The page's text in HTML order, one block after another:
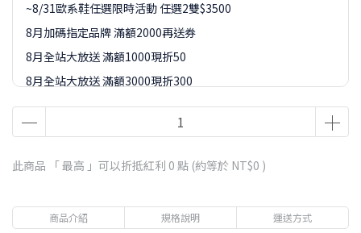
~8/31歐系鞋任選限時活動 任選2雙$3500
8月加碼指定品牌 滿額2000再送券
8月全站大放送 滿額1000現折50
8月全站大放送 滿額3000現折300
8月全站大放送 滿額5000現折450
8月全站大放送 滿額8000現折888
此商品 「 最高 」可以折抵紅利 0 點 (約等於 NT$0 )
商品介紹 規格說明 運送方式